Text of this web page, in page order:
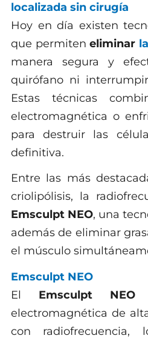
localizada sin cirugía
Hoy en día existen
que permiten eliminar
manera segura y
quirófano ni
Estas técnicas
electromagnética o
para destruir las
definitiva.
Entre las más
criolipólisis, la
Emsculpt NEO, una
además de eliminar
el músculo
Emsculpt NEO
El Emsculpt NEO
electromagnética de
con radiofrecuencia,